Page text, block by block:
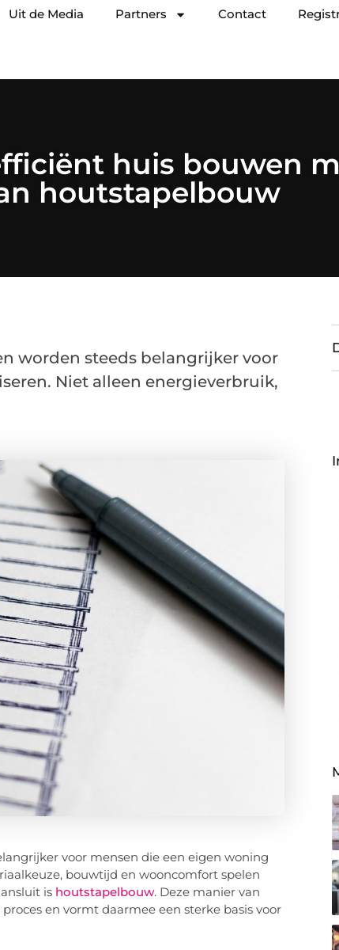
Uit de Media Partners Contact
huis bouwen
houtstapelbouw
worden steeds belangrijker voor
Niet alleen energieverbruik,
voor mensen die een eigen woning
bouwtijd en wooncomfort spelen
ishoutstapelbouw. Deze manier van
en vormt daarmee een sterke basis voor